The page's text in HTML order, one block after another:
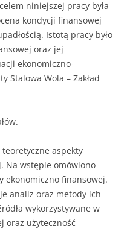
niniejszej pracy była
kondycji finansowej
Istotą pracy było
oraz jej
ekonomiczno-
Stalowa Wola – Zakład
aspekty
Na wstępie omówiono
ekonomiczno finansowej.
analiz oraz metody ich
wykorzystywane w
oraz użyteczność